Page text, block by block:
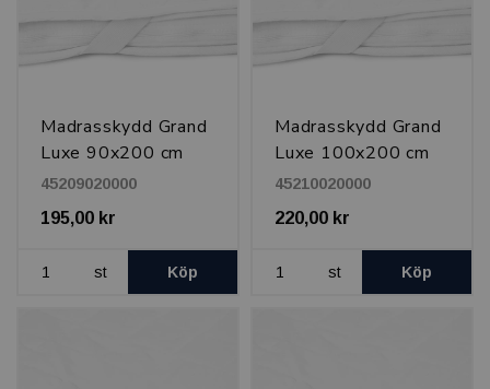
Madrasskydd Grand
Luxe 90x200 cm
45209020000
195,00 kr
st Köp
Madrasskydd Grand
Luxe 100x200 cm
45210020000
220,00 kr
st Köp